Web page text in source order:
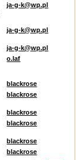
ja-g-k@wp.pl
ja-g-k@wp.pl
ja-g-k@wp.pl
o.laf
blackrose
blackrose
blackrose
blackrose
blackrose
blackrose